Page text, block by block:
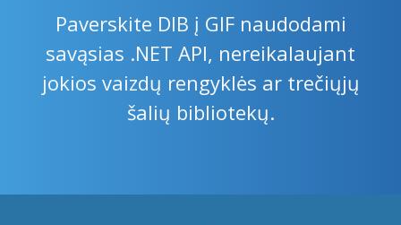
Paverskite DIB į GIF naudodami
savąsias .NET API, nereikalaujant
jokios vaizdų rengyklės ar trečiųjų
šalių bibliotekų.